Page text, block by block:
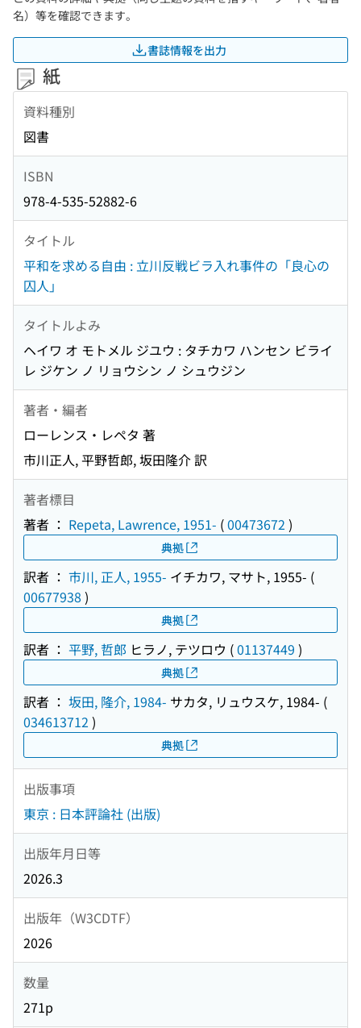
名）等を確認できます。
書誌情報を出力
紙
資料種別
図書
ISBN
978-4-535-52882-6
タイトル
平和を求める自由 : 立川反戦ビラ入れ事件の「良心の
囚人」
タイトルよみ
ヘイワ オ モトメル ジユウ : タチカワ ハンセン ビライ
レ ジケン ノ リョウシン ノ シュウジン
著者・編者
ローレンス・レペタ 著
市川正人, 平野哲郎, 坂田隆介 訳
著者標目
著者 ： Repeta, Lawrence, 1951- (00473672 )
典拠
訳者 ： 市川, 正人, 1955- イチカワ, マサト, 1955- (
00677938 )
典拠
訳者 ： 平野, 哲郎 ヒラノ, テツロウ (01137449 )
典拠
訳者 ： 坂田, 隆介, 1984- サカタ, リュウスケ, 1984- (
034613712 )
典拠
出版事項
東京 : 日本評論社 (出版)
出版年月日等
2026.3
出版年（W3CDTF）
2026
数量
271p